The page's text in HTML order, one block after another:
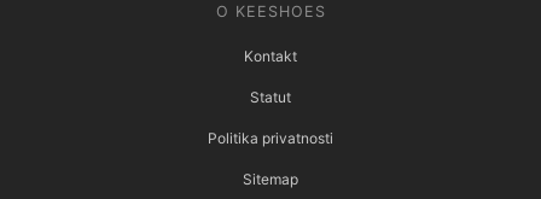
O KEESHOES
Kontakt
Statut
Politika privatnosti
Sitemap